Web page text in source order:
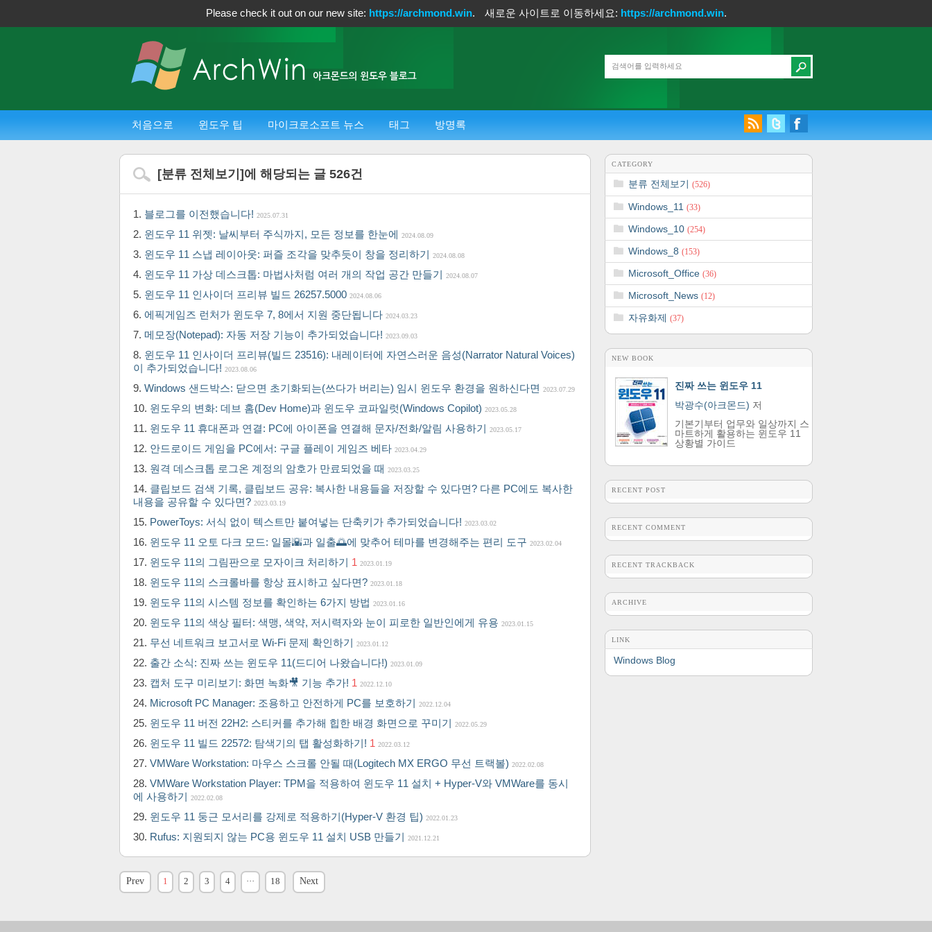
Please check it out on our new site: https://archmond.win. 새로운 사이트로 이동하세요: https://archmond.win.
처음으로 윈도우 팁 마이크로소프트 뉴스 태그 방명록
[분류 전체보기 ]에 해당되는 글 526건
블로그를 이전했습니다! 2025.07.31
윈도우 11 위젯: 날씨부터 주식까지, 모든 정보를 한눈에 2024.08.09
윈도우 11 스냅 레이아웃: 퍼즐 조각을 맞추듯이 창을 정리하기 2024.08.08
윈도우 11 가상 데스크톱: 마법사처럼 여러 개의 작업 공간 만들기 2024.08.07
윈도우 11 인사이더 프리뷰 빌드 26257.5000 2024.08.06
에픽게임즈 런처가 윈도우 7, 8에서 지원 중단됩니다 2024.03.23
메모장(Notepad): 자동 저장 기능이 추가되었습니다! 2023.09.03
윈도우 11 인사이더 프리뷰(빌드 23516): 내레이터에 자연스러운 음성(Narrator Natural Voices)
이 추가되었습니다! 2023.08.06
Windows 샌드박스: 닫으면 초기화되는(쓰다가 버리는) 임시 윈도우 환경을 원하신다면 2023.07.29
윈도우의 변화: 데브 홈(Dev Home)과 윈도우 코파일럿(Windows Copilot) 2023.05.28
윈도우 11 휴대폰과 연결: PC에 아이폰을 연결해 문자/전화/알림 사용하기 2023.05.17
안드로이드 게임을 PC에서: 구글 플레이 게임즈 베타 2023.04.29
원격 데스크톱 로그온 계정의 암호가 만료되었을 때 2023.03.25
클립보드 검색 기록, 클립보드 공유: 복사한 내용들을 저장할 수 있다면? 다른 PC에도 복사한
내용을 공유할 수 있다면? 2023.03.19
PowerToys: 서식 없이 텍스트만 붙여넣는 단축키가 추가되었습니다! 2023.03.02
윈도우 11 오토 다크 모드: 일몰🌇과 일출🌅에 맞추어 테마를 변경해주는 편리 도구 2023.02.04
윈도우 11의 그림판으로 모자이크 처리하기 1 2023.01.19
윈도우 11의 스크롤바를 항상 표시하고 싶다면? 2023.01.18
윈도우 11의 시스템 정보를 확인하는 6가지 방법 2023.01.16
윈도우 11의 색상 필터: 색맹, 색약, 저시력자와 눈이 피로한 일반인에게 유용 2023.01.15
무선 네트워크 보고서로 Wi-Fi 문제 확인하기 2023.01.12
출간 소식: 진짜 쓰는 윈도우 11(드디어 나왔습니다!) 2023.01.09
캡처 도구 미리보기: 화면 녹화🎥 기능 추가! 1 2022.12.10
Microsoft PC Manager: 조용하고 안전하게 PC를 보호하기 2022.12.04
윈도우 11 버전 22H2: 스티커를 추가해 힙한 배경 화면으로 꾸미기 2022.05.29
윈도우 11 빌드 22572: 탐색기의 탭 활성화하기! 1 2022.03.12
VMWare Workstation: 마우스 스크롤 안될 때(Logitech MX ERGO 무선 트랙볼) 2022.02.08
VMWare Workstation Player: TPM을 적용하여 윈도우 11 설치 + Hyper-V와 VMWare를 동시
에 사용하기 2022.02.08
윈도우 11 둥근 모서리를 강제로 적용하기(Hyper-V 환경 팁) 2022.01.23
Rufus: 지원되지 않는 PC용 윈도우 11 설치 USB 만들기 2021.12.21
Prev 1 2 3 4 ··· 18 Next
CATEGORY
분류 전체보기 (526)
Windows_11 (33)
Windows_10 (254)
Windows_8 (153)
Microsoft_Office (36)
Microsoft_News (12)
자유화제 (37)
NEW BOOK
진짜 쓰는 윈도우 11
박광수(아크몬드) 저
기본기부터 업무와 일상까지 스
마트하게 활용하는 윈도우 11
상황별 가이드
RECENT POST
RECENT COMMENT
RECENT TRACKBACK
ARCHIVE
LINK
Windows Blog